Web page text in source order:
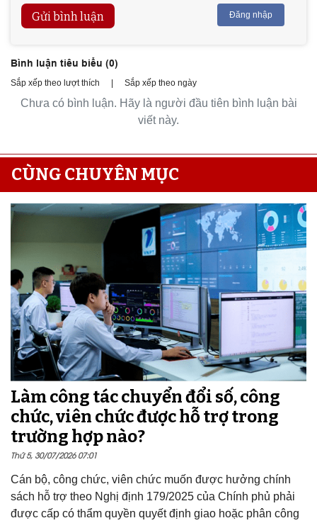
Gửi bình luận Đăng nhập
Bình luận tiêu biểu (0)
Sắp xếp theo lượt thích Sắp xếp theo ngày
Chưa có bình luận. Hãy là người đầu tiên bình luận bài
viết này.
CÙNG CHUYÊN MỤC
Làm công tác chuyển đổi số, công
chức, viên chức được hỗ trợ trong
trường hợp nào?
Thứ 5, 30/07/2026 07:01
Cán bộ, công chức, viên chức muốn được hưởng chính
sách hỗ trợ theo Nghị định 179/2025 của Chính phủ phải
được cấp có thẩm quyền quyết định giao hoặc phân công